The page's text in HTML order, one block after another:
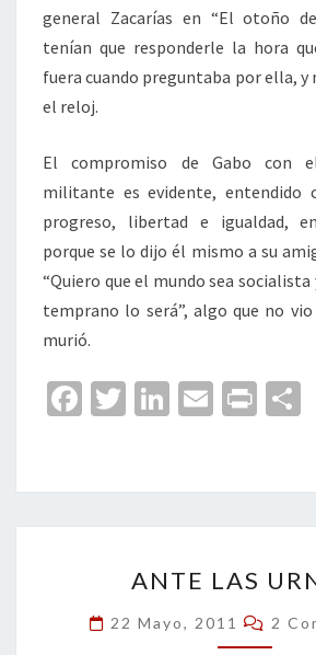
general Zacarías en “El otoño
tenían que responderle la hora
fuera cuando preguntaba por ella, y
el reloj.
El compromiso de Gabo con
militante es evidente, entendido
progreso, libertad e igualdad,
porque se lo dijo él mismo a su
“Quiero que el mundo sea socialista
temprano lo será”, algo que no
murió.
Fa
o
o
T
er
Li
dI
n
E
l
Pr
LAS
URNAS
ANTE LAS
22 Mayo, 2011 2